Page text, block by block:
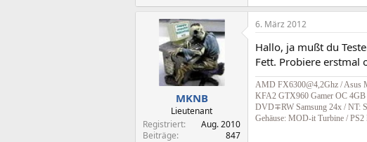
MKNB
Lieutenant
Registriert
Aug. 2010
Beiträge
847
6. März 2012
Hallo, ja mußt du
Fett. Probiere erstmal
AMD FX6300@4,2Ghz /
KFA2 GTX960 Gamer OC
DVD∓RW Samsung 24x / NT:
Gehäuse: MOD-it Turbine /